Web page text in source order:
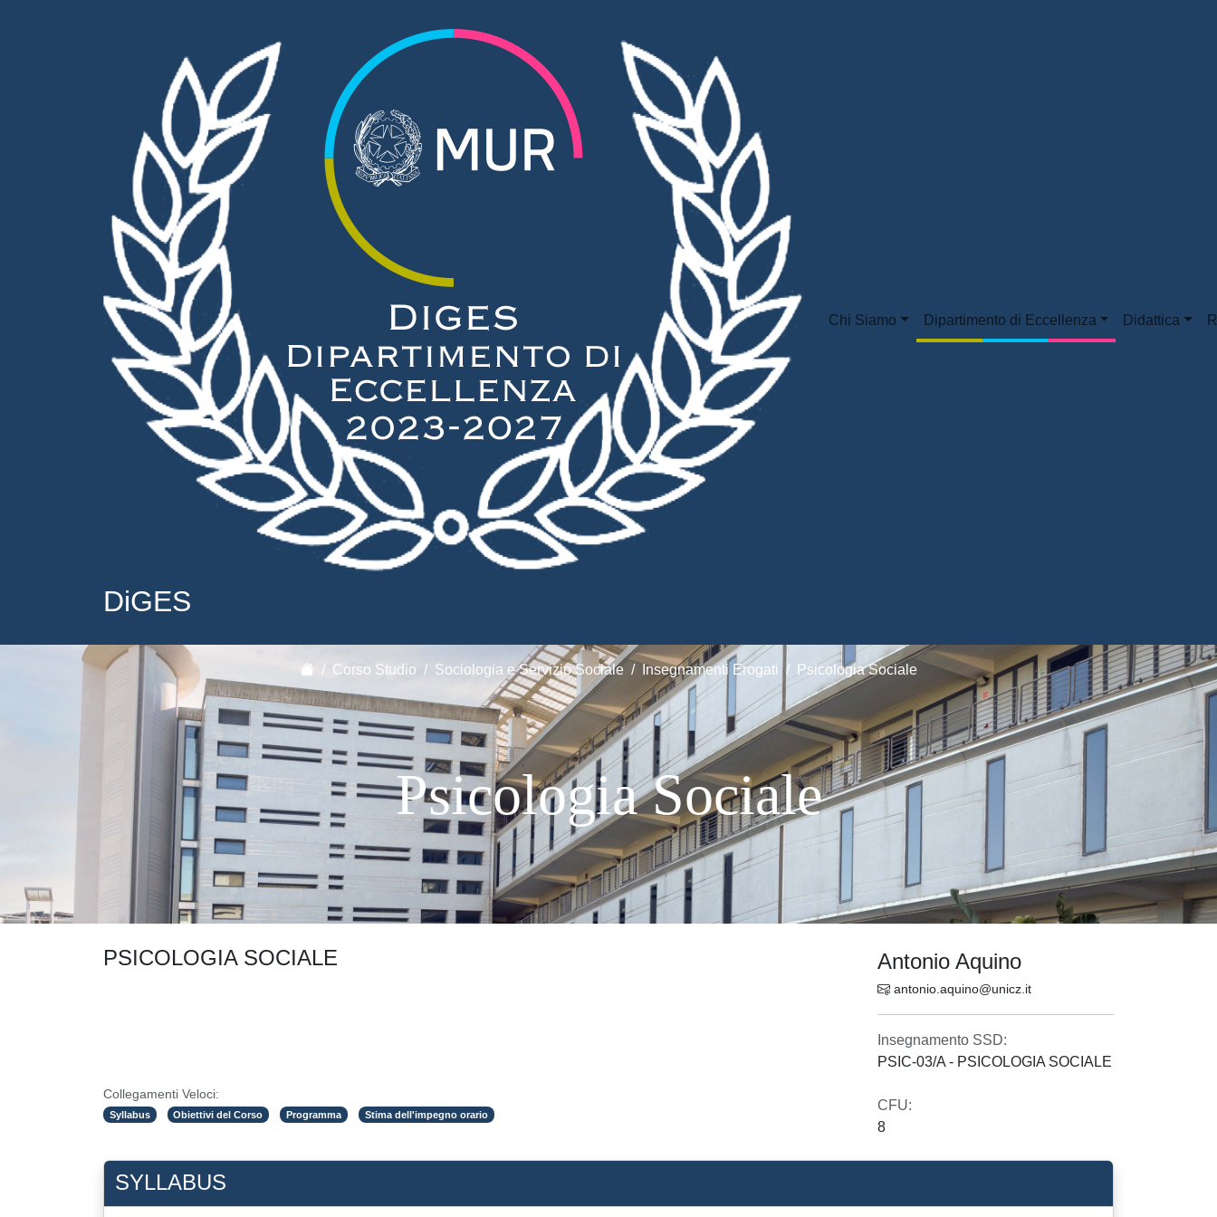
DiGES
Chi Siamo Dipartimento di Eccellenza Didattica
Corso Studio Sociologia e Servizio Sociale Insegnamenti Erogati Psicologia Sociale
Psicologia Sociale
PSICOLOGIA SOCIALE
Collegamenti Veloci:
Syllabus Obiettivi del Corso Programma Stima dell'impegno orario
Antonio Aquino
antonio.aquino@unicz.it
Insegnamento SSD:
PSIC-03/A - PSICOLOGIA SOCIALE
CFU:
8
SYLLABUS